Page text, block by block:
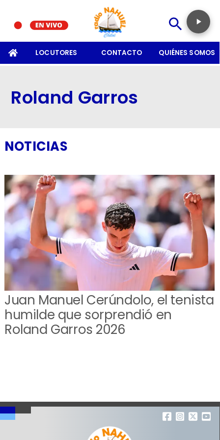
LOCUTORES CONTACTO QUIÉNES SOMOS
Roland Garros
NOTICIAS
Juan Manuel Cerúndolo, el tenista
humilde que sorprendió en
Roland Garros 2026